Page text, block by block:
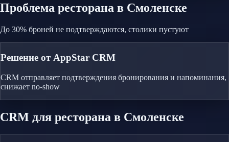
Проблема ресторана в Смоленске
До 30% броней не подтверждаются, столики пустуют
Решение от AppStar CRM
CRM отправляет подтверждения бронирования и напоминания,
снижает no-show
CRM для ресторана в Смоленске